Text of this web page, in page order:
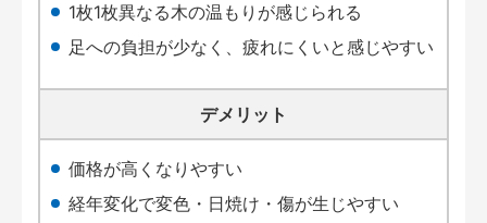
1枚1枚異なる木の温もりが感じられる
足への負担が少なく、疲れにくいと感じやすい
デメリット
価格が高くなりやすい
経年変化で変色・日焼け・傷が生じやすい